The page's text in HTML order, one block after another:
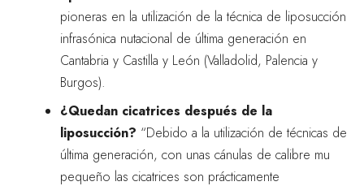
pioneras en la utilización de la técnica de liposucción
infrasónica nutacional de última generación en
Cantabria y Castilla y León (Valladolid, Palencia y
Burgos).
¿Quedan cicatrices después de la
liposucción? “Debido a la utilización de técnicas de
última generación, con unas cánulas de calibre mu
pequeño las cicatrices son prácticamente